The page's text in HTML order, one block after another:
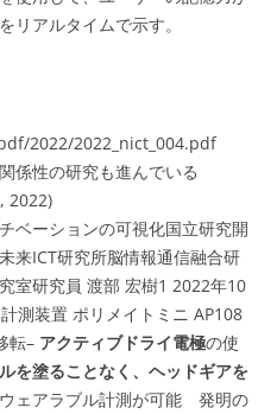
リアルタイムで示す。
2022/2022_nict_004.pdf
係性の研究も進んでいる
2022)
ベーションの可視化国立研究開
来ICT研究所脳情報通信融合研
室研究員 渡部 宏樹1 2022年10
測装置 ポリメイトミニ AP108
転– アクティブドライ電極の使
を塗ることなく、ヘッドギアを
ェアラブル計測が可能 発明の